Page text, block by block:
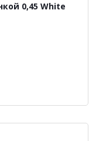
0,45 White